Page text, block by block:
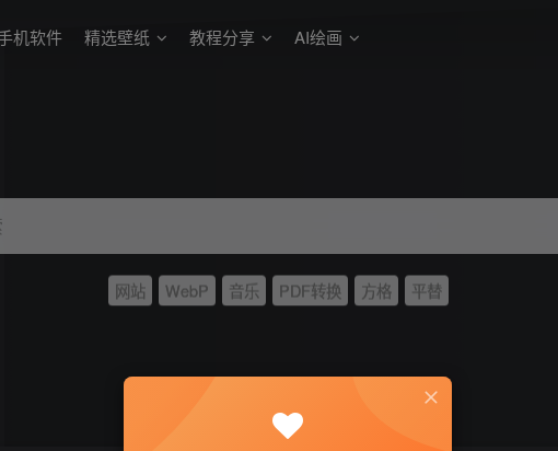
机软件 精选壁纸 教程分享 AI绘画
网站 WebP 音乐 PDF转换 方格 平替